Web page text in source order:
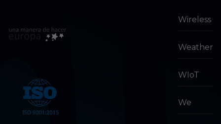
Wireless
Weather
WIoT
We